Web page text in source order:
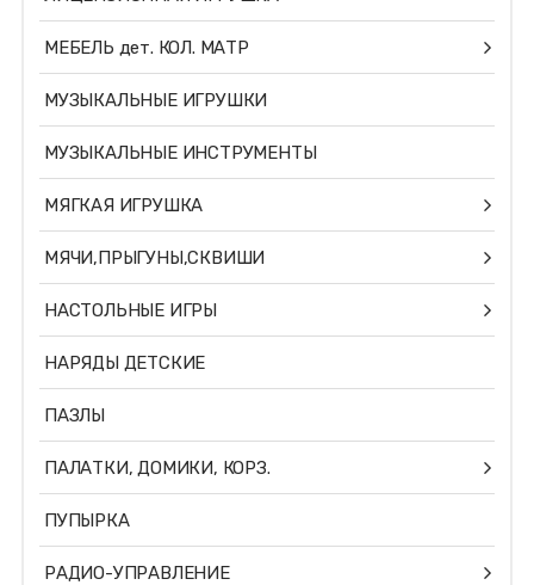
МЕБЕЛЬ дет. КОЛ. МАТР
МУЗЫКАЛЬНЫЕ ИГРУШКИ
МУЗЫКАЛЬНЫЕ ИНСТРУМЕНТЫ
МЯГКАЯ ИГРУШКА
МЯЧИ,ПРЫГУНЫ,СКВИШИ
НАСТОЛЬНЫЕ ИГРЫ
НАРЯДЫ ДЕТСКИЕ
ПАЗЛЫ
ПАЛАТКИ, ДОМИКИ, КОРЗ.
ПУПЫРКА
РАДИО-УПРАВЛЕНИЕ